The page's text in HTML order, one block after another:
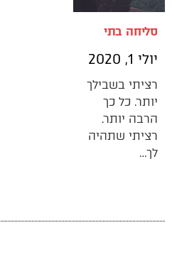
סליחה בתי
יולי 1, 2020
רציתי בשבילך
יותר. כל כך
הרבה יותר.
רציתי שתהיה
לך…